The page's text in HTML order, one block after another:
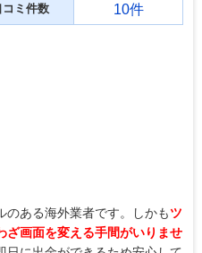
コミ件数 10件
のある海外業者です。しかもツ
ざ画面を変える手間がいりませ